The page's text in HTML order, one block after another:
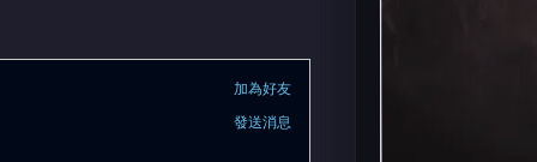
加為好友
發送消息